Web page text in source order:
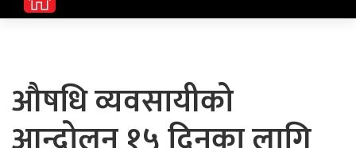
औषधि व्यवसायीको